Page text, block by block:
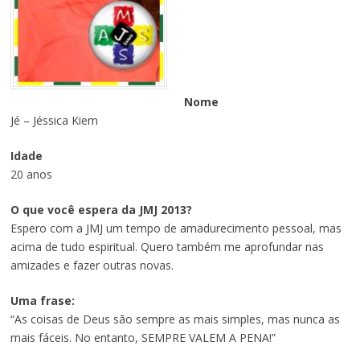
Nome
Jé – Jéssica Kiem
Idade
20 anos
O que você espera da JMJ 2013?
Espero com a JMJ um tempo de amadurecimento pessoal, mas
acima de tudo espiritual. Quero também me aprofundar nas
amizades e fazer outras novas.
Uma frase:
“As coisas de Deus são sempre as mais simples, mas nunca as
mais fáceis. No entanto, SEMPRE VALEM A PENA!”